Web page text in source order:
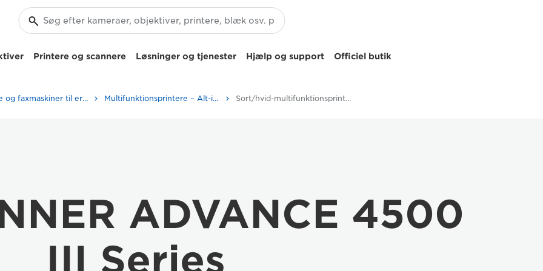
Printere og scannere Løsninger og tjenester Hjælp og support Officiel butik
Printere og faxmaskiner til erhverv Multifunktionsprintere – Alt-i-Én-printere Sort/hvid-multifunktionsprintere
ADVANCE 4500
III Series